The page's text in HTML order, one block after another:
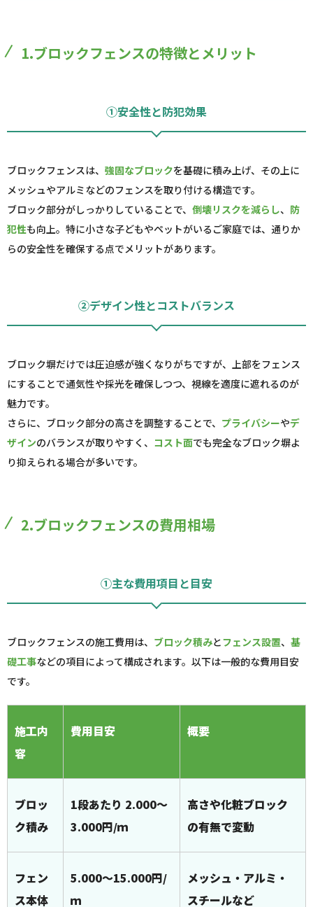
1.ブロックフェンスの特徴とメリット
①安全性と防犯効果
ブロックフェンスは、 強固なブロックを基礎に積み上げ、その上に
メッシュやアルミなどのフェンスを取り付ける構造です。
ブロック部分がしっかりしていることで、 倒壊リスクを減らし、 防
犯性も向上。特に小さな子どもやペットがいるご家庭では、通りか
らの安全性を確保する点でメリットがあります。
②デザイン性とコストバランス
ブロック塀だけでは圧迫感が強くなりがちですが、上部をフェンス
にすることで通気性や採光を確保しつつ、視線を適度に遮れるのが
魅力です。
さらに、ブロック部分の高さを調整することで、 プライバシーやデ
ザインのバランスが取りやすく、 コスト面でも完全なブロック塀よ
り抑えられる場合が多いです。
2.ブロックフェンスの費用相場
①主な費用項目と目安
ブロックフェンスの施工費用は、 ブロック積みとフェンス設置、 基
礎工事などの項目によって構成されます。以下は一般的な費用目安
です。
施工内
容
費用目安 概要
ブロッ
ク積み
1段あたり 2.000～
3.000円/ｍ
高さや化粧ブロック
の有無で変動
フェン
ス本体
5.000～15.000円/
ｍ
メッシュ・アルミ・
スチールなど